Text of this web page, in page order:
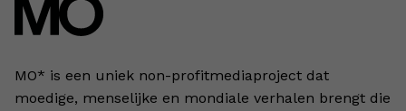
MO* is een uniek non-profitmediaproject dat
moedige, menselijke en mondiale verhalen brengt die